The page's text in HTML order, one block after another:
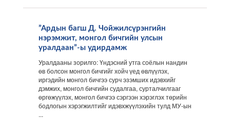
”Ардын багш Д. Чойжилсүрэнгийн
нэрэмжит, монгол бичгийн улсын
уралдаан”-ы удирдамж
Уралдааны зорилго: Үндэсний утга соёлын нандин
өв болсон монгол бичгийг хойч үед өвлүүлэх,
иргэдийн монгол бичгээ сурч эзэмших идэвхийг
дэмжих, монгол бичгийн судалгаа, сурталчилгааг
өргөжүүлэх, монгол бичгээ сэргээн хэрэглэх төрийн
бодлогын хэрэгжилтийг идэвхжүүлэхийн тулд МУ-ын
...